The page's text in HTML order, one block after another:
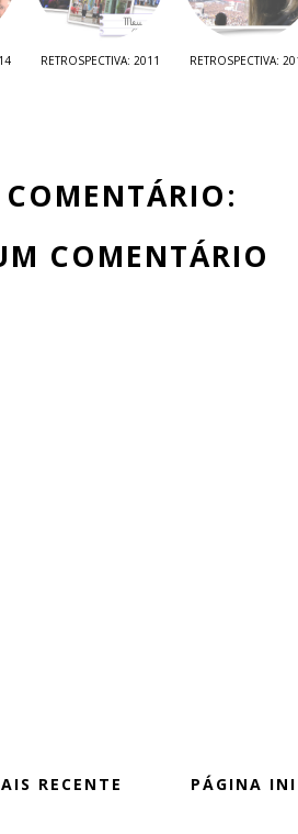
RETROSPECTIVA: 2011 RETROSPECTIVA:
COMENTÁRIO
RECENTE PÁGINA